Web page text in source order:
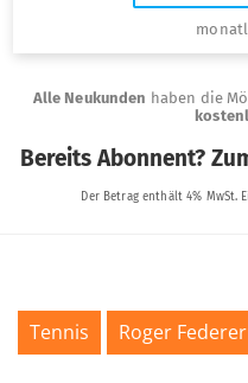
Tennis Roger Federer